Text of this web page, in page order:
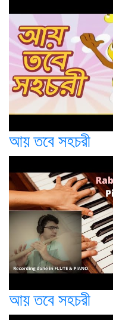
আয় তবে সহচরী
আয় তবে সহচরী